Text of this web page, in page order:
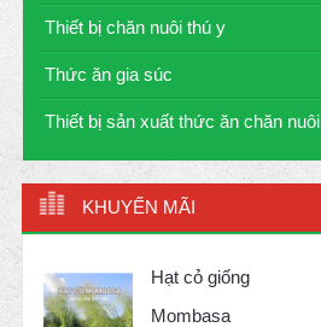
Thiết bị chăn nuôi thú y
Thức ăn gia súc
Thiết bị sản xuất thức ăn chăn nuôi
KHUYẾN MÃI
Hạt cỏ giống
Mombasa